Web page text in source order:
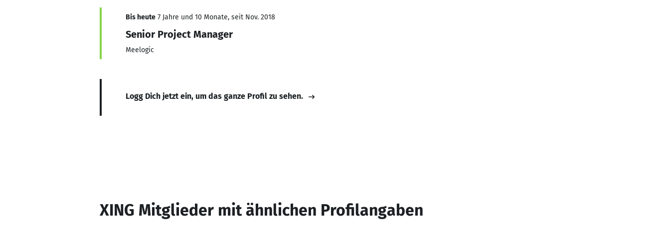
Bis heute 7 Jahre und 10 Monate, seit Nov. 2018
Senior Project Manager
Meelogic
Logg Dich jetzt ein, um das ganze Profil zu sehen.
XING Mitglieder mit ähnlichen Profilangaben